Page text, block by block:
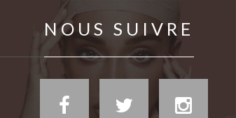
NOUS SUIVRE